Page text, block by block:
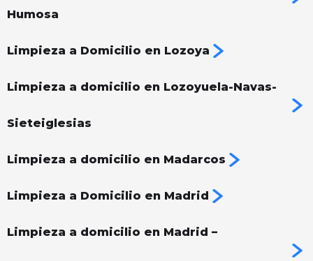
Humosa
Limpieza a Domicilio en Lozoya
Limpieza a domicilio en Lozoyuela-Navas-
Sieteiglesias
Limpieza a domicilio en Madarcos
Limpieza a Domicilio en Madrid
Limpieza a domicilio en Madrid –